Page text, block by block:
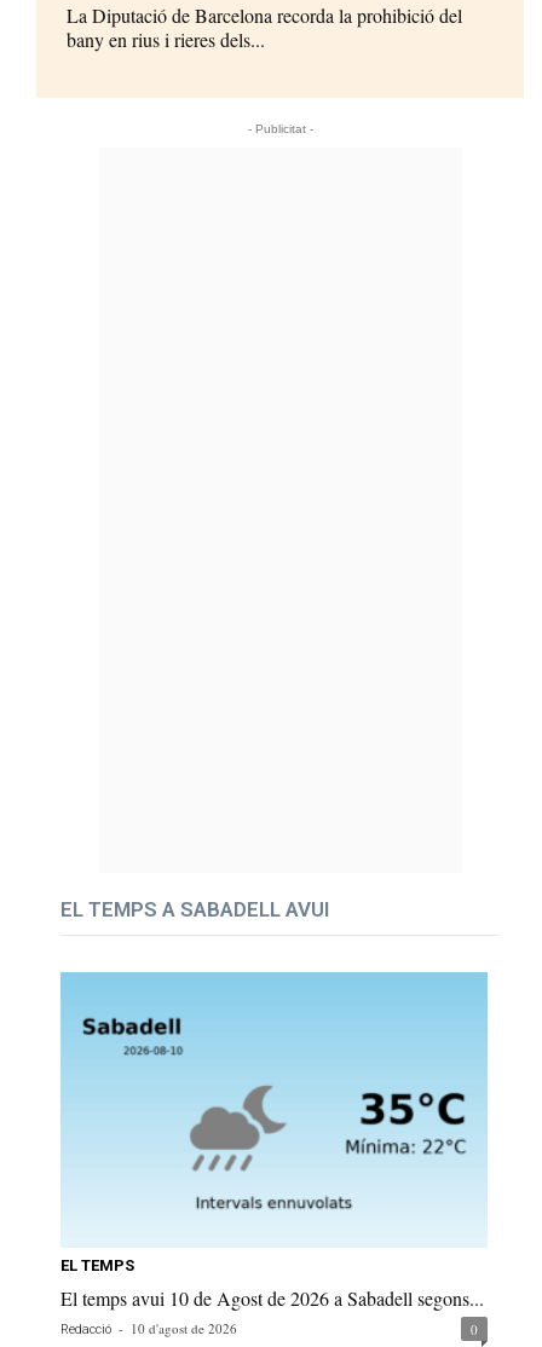
La Diputació de Barcelona recorda la prohibició del
bany en rius i rieres dels...
- Publicitat -
EL TEMPS A SABADELL AVUI
EL TEMPS
El temps avui 10 de Agost de 2026 a Sabadell segons...
Redacció - 10 d'agost de 2026 0